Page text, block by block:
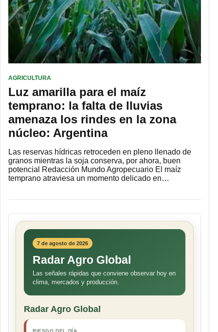
AGRICULTURA
Luz amarilla para el maíz
temprano: la falta de lluvias
amenaza los rindes en la zona
núcleo: Argentina
Las reservas hídricas retroceden en pleno llenado de
granos mientras la soja conserva, por ahora, buen
potencial Redacción Mundo Agropecuario El maíz
temprano atraviesa un momento delicado en…
7 de agosto de 2026
Radar Agro Global
Las señales rápidas que conviene observar hoy en
clima, mercados y producción.
Radar Agro Global
RIESGO DEL DÍA